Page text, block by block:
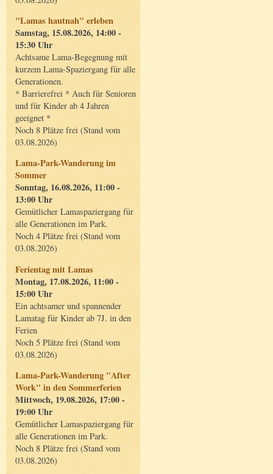
"Lamas hautnah" erleben
Samstag, 15.08.2026, 14:00 -
15:30 Uhr
Achtsame Lama-Begegnung mit
kurzem Lama-Spaziergang für alle
Generationen.
* Barrierefrei * Auch für Senioren
und für Kinder ab 4 Jahren
geeignet *
Noch 8 Plätze frei (Stand vom
03.08.2026)
Lama-Park-Wanderung im
Sommer
Sonntag, 16.08.2026, 11:00 -
13:00 Uhr
Gemütlicher Lamaspaziergang für
alle Generationen im Park.
Noch 4 Plätze frei (Stand vom
03.08.2026)
Ferientag mit Lamas
Montag, 17.08.2026, 11:00 -
15:00 Uhr
Ein achtsamer und spannender
Lamatag für Kinder ab 7J. in den
Ferien
Noch 5 Plätze frei (Stand vom
03.08.2026)
Lama-Park-Wanderung "After
Work" in den Sommerferien
Mittwoch, 19.08.2026, 17:00 -
19:00 Uhr
Gemütlicher Lamaspaziergang für
alle Generationen im Park.
Noch 8 Plätze frei (Stand vom
03.08.2026)